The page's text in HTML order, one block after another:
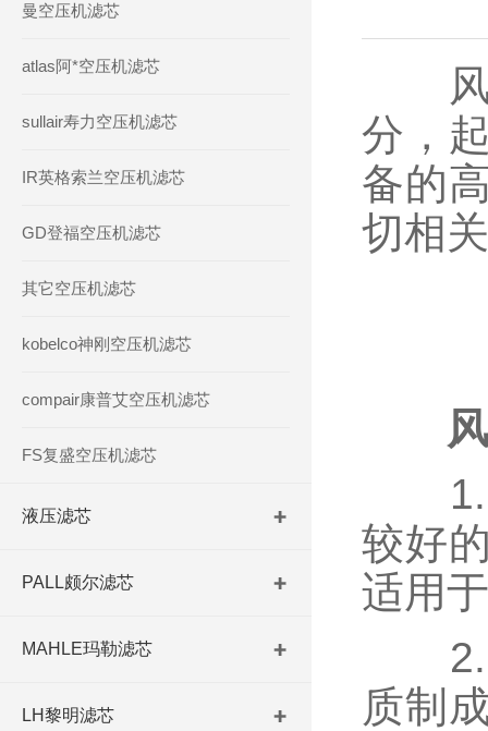
曼空压机滤芯
atlas阿*空压机滤芯
sullair寿力空压机滤芯
IR英格索兰空压机滤芯
GD登福空压机滤芯
其它空压机滤芯
kobelco神刚空压机滤芯
compair康普艾空压机滤芯
FS复盛空压机滤芯
液压滤芯
PALL颇尔滤芯
MAHLE玛勒滤芯
LH黎明滤芯
风
分，
备的
切相
1.纸
较好
适用
2.金
质制